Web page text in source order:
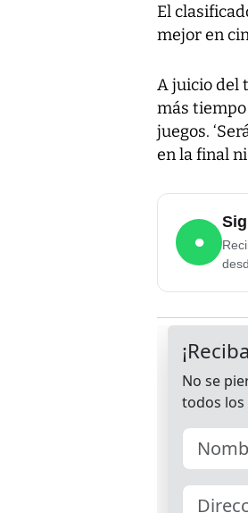
El
mejor en
A juicio del
más
juegos.
en la final
●